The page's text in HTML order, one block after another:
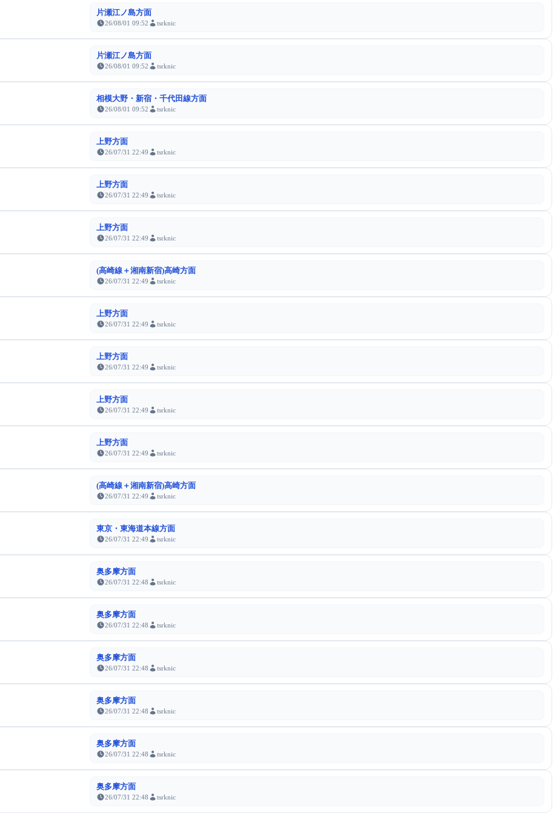
片瀬江ノ島方面
26/08/01 09:52 tsrknic
片瀬江ノ島方面
26/08/01 09:52 tsrknic
相模大野・新宿・千代田線方面
26/08/01 09:52 tsrknic
上野方面
26/07/31 22:49 tsrknic
上野方面
26/07/31 22:49 tsrknic
上野方面
26/07/31 22:49 tsrknic
(高崎線＋湘南新宿)高崎方面
26/07/31 22:49 tsrknic
上野方面
26/07/31 22:49 tsrknic
上野方面
26/07/31 22:49 tsrknic
上野方面
26/07/31 22:49 tsrknic
上野方面
26/07/31 22:49 tsrknic
(高崎線＋湘南新宿)高崎方面
26/07/31 22:49 tsrknic
東京・東海道本線方面
26/07/31 22:49 tsrknic
奥多摩方面
26/07/31 22:48 tsrknic
奥多摩方面
26/07/31 22:48 tsrknic
奥多摩方面
26/07/31 22:48 tsrknic
奥多摩方面
26/07/31 22:48 tsrknic
奥多摩方面
26/07/31 22:48 tsrknic
奥多摩方面
26/07/31 22:48 tsrknic